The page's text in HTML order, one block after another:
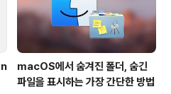
macOS에서 숨겨진 폴더, 숨긴
파일을 표시하는 가장 간단한 방법